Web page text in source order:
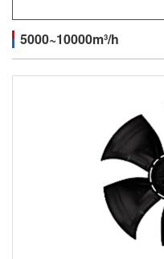
5000~10000m³/h